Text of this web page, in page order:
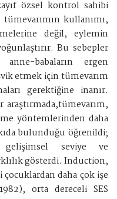
özsel kontrol sahibi
kullanımı,
değil, eylemin
Bu sebepler
babaların ergen
etmek için tümevarım
gerektiğine inanır.
yöntemlerinden daha
bulunduğu öğrenildi;
seviye ve
gösterdi. Induction,
daha çok işe
orta dereceli SES